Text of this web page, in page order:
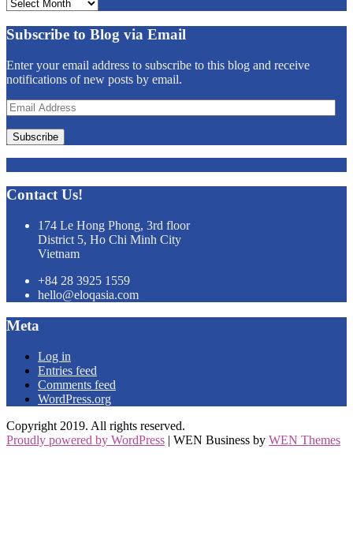
Subscribe to Blog via Email
Enter your email address to subscribe to this blog and receive
notifications of new posts by email.
Email
Address
Subscribe
Contact Us!
174 Le Hong Phong, 3rd floor
District 5, Ho Chi Minh City
Vietnam
+84 28 3925 1559
hello@eloqasia.com
Meta
Log in
Entries feed
Comments feed
WordPress.org
Copyright 2019. All rights reserved.
Proudly powered by WordPress | WEN Business by WEN Themes